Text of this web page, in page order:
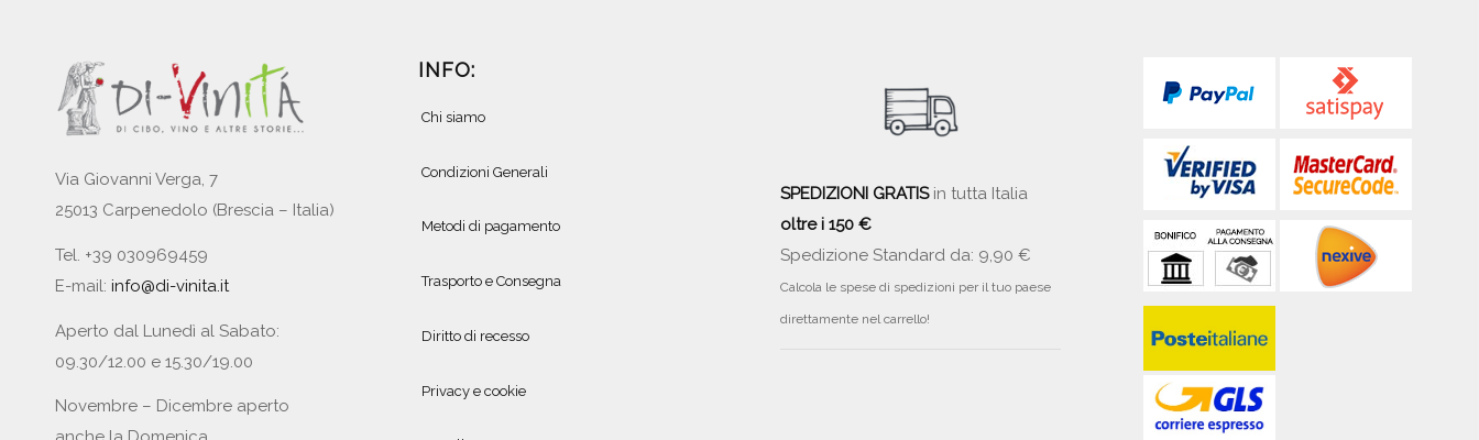
Via Giovanni Verga, 7
25013 Carpenedolo (Brescia – Italia)
Tel. +39 030969459
E-mail: info@di-vinita.it
Aperto dal Lunedì al Sabato:
09.30/12.00 e 15.30/19.00
Novembre – Dicembre aperto
INFO:
Chi siamo
Condizioni Generali
Metodi di pagamento
Trasporto e Consegna
Diritto di recesso
Privacy e cookie
SPEDIZIONI GRATISin tutta Italia
oltre i 150 €
Spedizione Standard da: 9,90 €
Calcola le spese di spedizioni per il tuo paese
direttamente nel carrello!